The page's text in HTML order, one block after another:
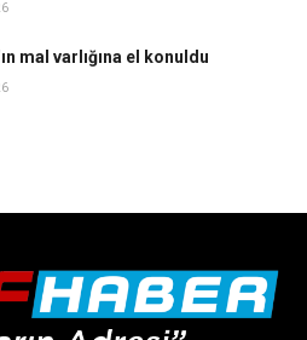
mal varlığına el konuldu